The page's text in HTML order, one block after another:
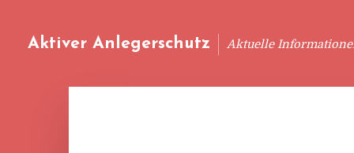
Aktiver Anlegerschutz Aktuelle